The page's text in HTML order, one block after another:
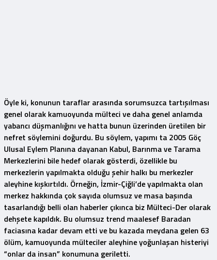
Öyle ki, konunun taraflar arasında sorumsuzca tartışılması
genel olarak kamuoyunda mülteci ve daha genel anlamda
yabancı düşmanlığını ve hatta bunun üzerinden üretilen bir
nefret söylemini doğurdu. Bu söylem, yapımı ta 2005 Göç
Ulusal Eylem Planına dayanan Kabul, Barınma ve Tarama
Merkezlerini bile hedef olarak gösterdi, özellikle bu
merkezlerin yapılmakta olduğu şehir halkı bu merkezler
aleyhine kışkırtıldı. Örneğin, İzmir-Çiğli’de yapılmakta olan
merkez hakkında çok sayıda olumsuz ve masa başında
tasarlandığı belli olan haberler çıkınca biz Mülteci-Der olarak
dehşete kapıldık. Bu olumsuz trend maalesef Baradan
faciasına kadar devam etti ve bu kazada meydana gelen 63
ölüm, kamuoyunda mülteciler aleyhine yoğunlaşan histeriyi
“onlar da insan” konumuna geriletti.